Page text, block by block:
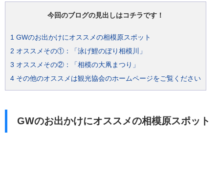
今回のブログの見出しはコチラです！
1 GWのお出かけにオススメの相模原スポット
2 オススメその①：「泳げ鯉のぼり相模川」
3 オススメその②：「相模の大凧まつり」
4 その他のオススメは観光協会のホームページをご覧ください
GWのお出かけにオススメの相模原スポット